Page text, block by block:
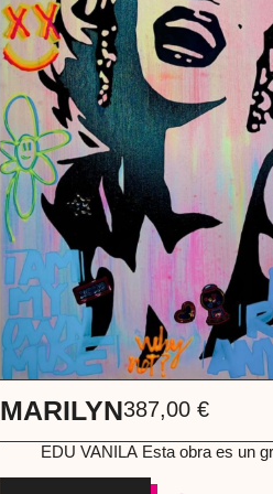
MARILYN387,00€
EDU VANILAEsta obra es un grito suave, directo al
el glamour clásico se mezcla con